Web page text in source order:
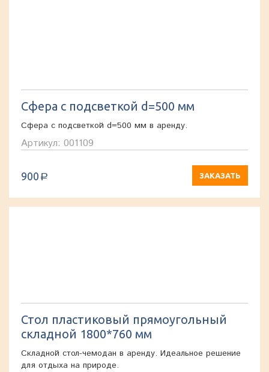
Сфера с подсветкой d=500 мм
Сфера с подсветкой d=500 мм в аренду.
Артикул: 001109
900 a ЗАКАЗАТЬ
Стол пластиковый прямоугольный
складной 1800*760 мм
Складной стол-чемодан в аренду. Идеальное решение
для отдыха на природе.